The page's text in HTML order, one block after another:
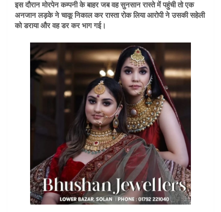
इस दौरान मोरपेन कम्पनी के बाहर जब वह सुनसान रास्ते में पहुंची तो एक
अनजान लड़के ने चाकू निकाल कर रास्ता रोक लिया आरोपी ने उसकी सहेली
को डराया और वह डर कर भाग गई।